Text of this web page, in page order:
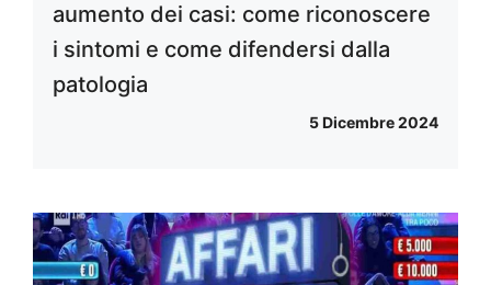
aumento dei casi: come riconoscere
i sintomi e come difendersi dalla
patologia
5 Dicembre 2024